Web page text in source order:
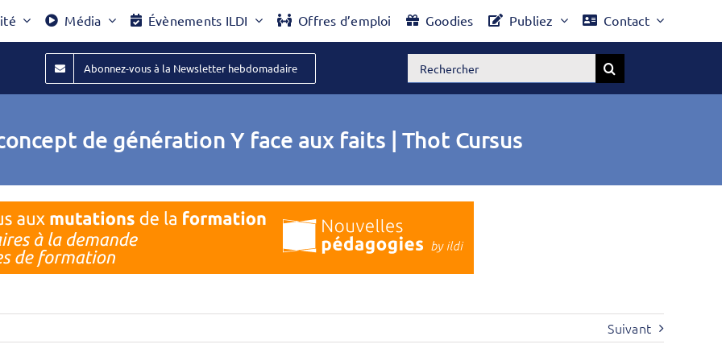
Média Évènements ILDI Offres d’emploi Goodies Publiez Contact
Abonnez-vous à la Newsletter hebdomadaire Rechercher:
de génération Y face aux faits | Thot Cursus
Suivant